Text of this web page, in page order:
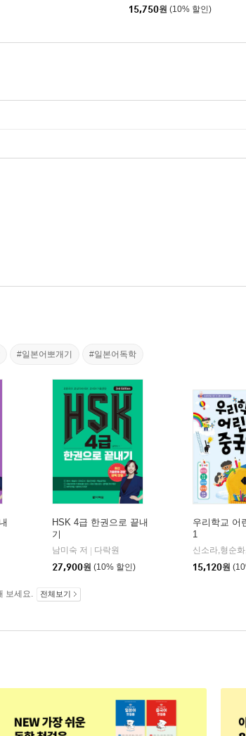
15,750원 (10% 할인)
#일본어뽀개기 #일본어독학
HSK 4급 한권으로 끝내
기
남미숙 저
다락원
27,900원 (10% 할인)
우리학교 어
1
15,120원
보세요. 전체보기